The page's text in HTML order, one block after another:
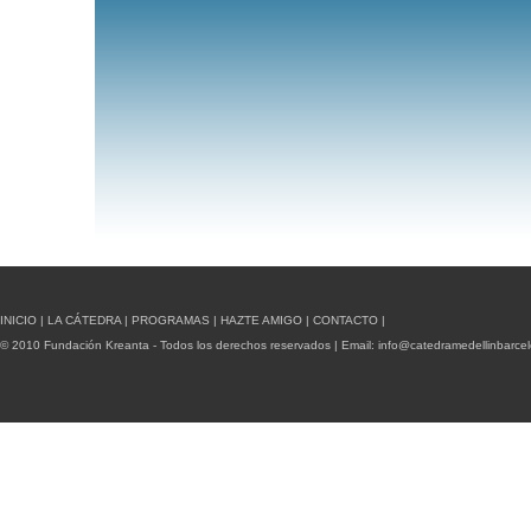
INICIO | LA CÁTEDRA | PROGRAMAS | HAZTE AMIGO | CONTACTO |
© 2010 Fundación Kreanta - Todos los derechos reservados | Email: